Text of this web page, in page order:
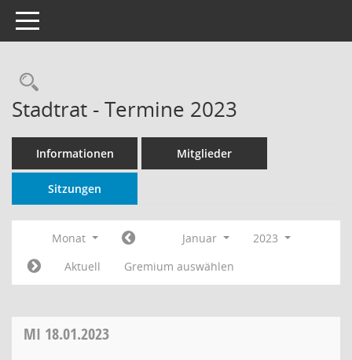
Toggle navigation
Rechercheauswahl
Stadtrat - Termine 2023
Informationen Mitglieder
Sitzungen
Monat Januar
2023
Aktuell
Gremium auswählen
MI 18.01.2023